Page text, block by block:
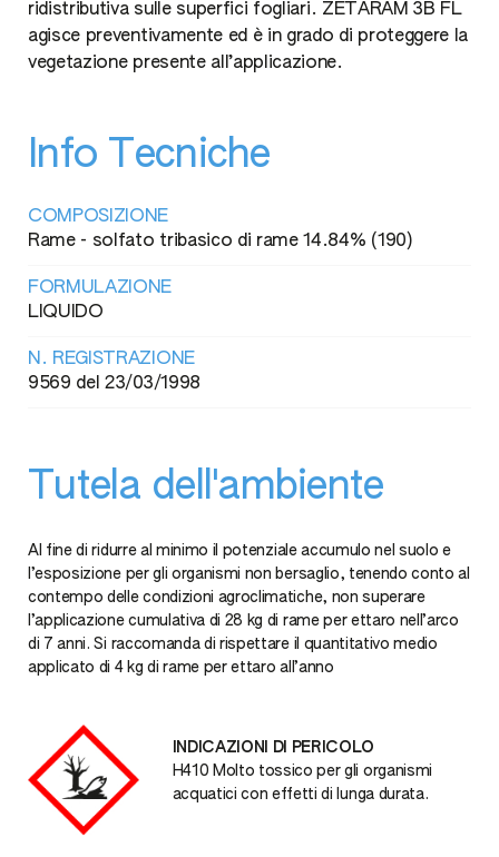
ridistributiva sulle superfici fogliari. ZETARAM 3B FL
agisce preventivamente ed è in grado di proteggere la
vegetazione presente all’applicazione.
Info Tecniche
COMPOSIZIONE
Rame - solfato tribasico di rame 14.84% (190)
FORMULAZIONE
LIQUIDO
N. REGISTRAZIONE
9569 del 23/03/1998
Tutela dell'ambiente
Al fine di ridurre al minimo il potenziale accumulo nel suolo e
l’esposizione per gli organismi non bersaglio, tenendo conto al
contempo delle condizioni agroclimatiche, non superare
l’applicazione cumulativa di 28 kg di rame per ettaro nell’arco
di 7 anni. Si raccomanda di rispettare il quantitativo medio
applicato di 4 kg di rame per ettaro all’anno
INDICAZIONI DI PERICOLO
H410 Molto tossico per gli organismi
acquatici con effetti di lunga durata.